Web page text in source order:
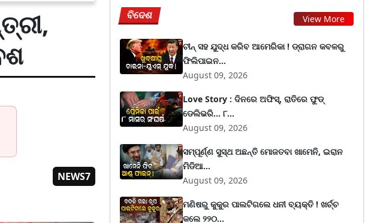
NEWS7
ବିଦେଶ View More
ଚୀନ୍ ସହ ଯୁଦ୍ଧ କରିବ ଆମେରିକା ! ଡ୍ରାଗନ କବଳରୁ
ଫିଲିପାଇନ...
August 09, 2026
Love Story : ଦିନରେ ଅଫିସ୍, ରାତିରେ ଫୁଡ୍
ଡେଲିଭରି... ୮...
August 09, 2026
ସମ୍ପୂର୍ଣ୍ଣ ସୁସ୍ଥ ଅଛନ୍ତି ମୋଜତବା ଖାମେନି, ଇରାନ
ମିଡିଆ...
August 09, 2026
ମଣିଷରୁ କୁକୁର ପାଲଟିଗଲେ ଧନୀ ବ୍ୟକ୍ତି ! ଖର୍ଚ୍ଚ
କଲେ ୨୨୦...